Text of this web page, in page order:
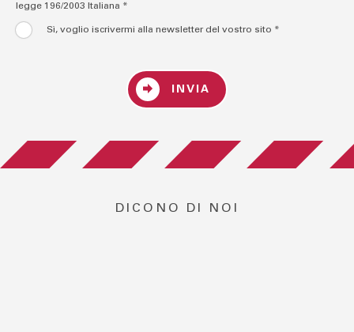
legge 196/2003 Italiana *
Sì, voglio iscrivermi alla newsletter del vostro sito *
INVIA
DICONO DI NOI